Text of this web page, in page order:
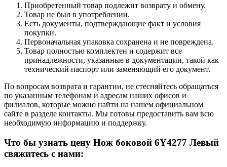
Приобретенный товар подлежит возврату и обмену.
Товар не был в употреблении.
Есть документы, подтверждающие факт и условия
покупки.
Первоначальная упаковка сохранена и не повреждена.
Товар полностью комплектен и содержит все
принадлежности, указанные в документации, такой как
технический паспорт или заменяющий его документ.
По вопросам возврата и гарантии, не стесняйтесь обращаться
по указанным телефонам и адресам наших офисов и
филиалов, которые можно найти на нашем официальном
сайте в разделе контакты. Мы готовы предоставить вам всю
необходимую информацию и поддержку.
Что бы узнать цену Нож боковой 6Y4277 Левый
свяжитесь с нами: